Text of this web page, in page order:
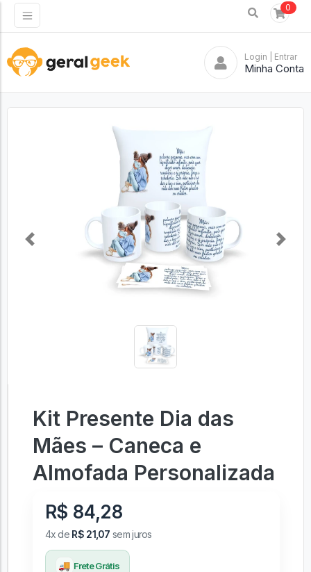
0
Login | Entrar
Minha Conta
Previous Next
Kit Presente Dia das
Mães – Caneca e
Almofada Personalizada
R$ 84,28
4x de R$ 21,07 sem juros
🚚 Frete Grátis